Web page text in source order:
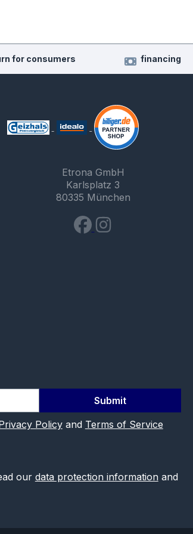
for consumers financing
Etrona GmbH
Karlsplatz 3
80335 München
Submit
Policyand Terms of Service
our data protection informationand